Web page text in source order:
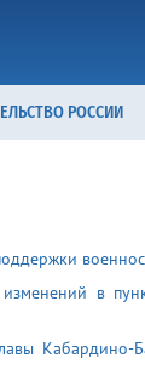
РОССИИ
в
Кабардино-